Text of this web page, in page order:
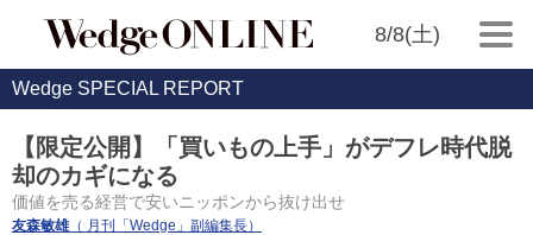
8/8(土)
Wedge SPECIAL REPORT
【限定公開】「買いもの上手」がデフレ時代脱
却のカギになる
価値を売る経営で安いニッポンから抜け出せ
友森敏雄（ 月刊「Wedge」副編集長）